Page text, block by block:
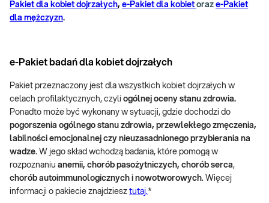
Pakiet dla kobiet dojrzałych, e-Pakiet dla kobietoraz e-Pakiet
dla mężczyzn.
e-Pakiet badań dla kobiet dojrzałych
Pakiet przeznaczony jest dla wszystkich kobiet dojrzałych w
celach profilaktycznych, czyli ogólnej oceny stanu zdrowia.
Ponadto może być wykonany w sytuacji, gdzie dochodzi do
pogorszenia ogólnego stanu zdrowia, przewlekłego zmęczenia,
labilności emocjonalnej czy nieuzasadnionego przybierania na
wadze. W jego skład wchodzą badania, które pomogą w
rozpoznaniu anemii, chorób pasożytniczych, chorób serca,
chorób autoimmunologicznych i nowotworowych. Więcej
informacji o pakiecie znajdziesz tutaj.*